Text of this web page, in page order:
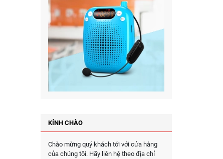
KÍNH CHÀO
Chào mừng quý khách tới với cửa hàng
của chúng tôi. Hãy liên hệ theo địa chỉ